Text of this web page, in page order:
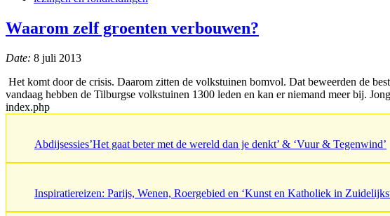
Waarom zelf groenten verbouwen?
Date: 8 juli 2013
Het komt door de crisis. Daarom zitten de volkstuinen bomvol. Dat beweerden de
vandaag hebben de Tilburgse volkstuinen 1300 leden en kan er niemand meer bij.
index.php
Abdijsessies’Het gaat beter met de wereld dan je denkt’ & ‘Vuur & Tegenwind’
Inspiratiereizen: Parijs, Wenen, Roergebied en ‘Kunst en Katholiek in